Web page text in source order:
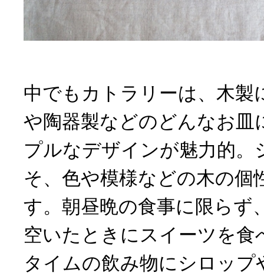
中でもカトラリーは、木製
や陶器製などのどんなお皿
プルなデザインが魅力的。
そ、色や模様などの木の個
す。朝昼晩の食事に限らず
空いたときにスイーツを食
タイムの飲み物にシロップ